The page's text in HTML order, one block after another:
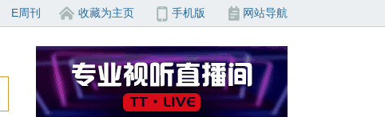
E周刊 收藏为主页 手机版 网站导航